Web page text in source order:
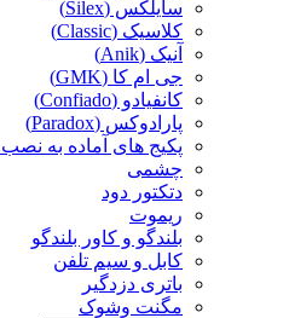
سایلکس (Silex)
کلاسیک (Classic)
آنیک (Anik)
جی ام کا (GMK)
کانفیادو (Confiado)
پارادوکس (Paradox)
پکیج های آماده به
چشمی
دتکتور دود
ریموت
بلندگو و کاور بلندگو
کابل و سیم تلفن
باتری دزدگیر
مگنت وشوک